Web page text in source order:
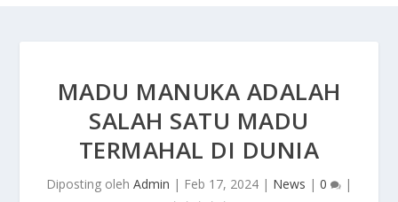
MADU MANUKA ADALAH
SALAH SATU MADU
TERMAHAL DI DUNIA
Diposting oleh Admin | Feb 17, 2024 | News | 0 |